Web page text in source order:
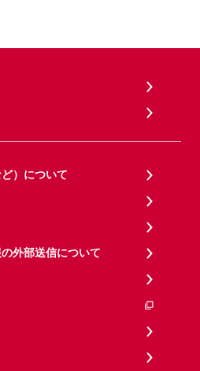
）について
外部送信について